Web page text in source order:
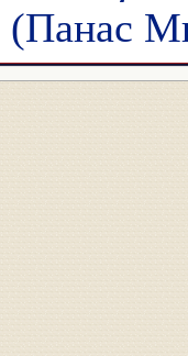
(Панас